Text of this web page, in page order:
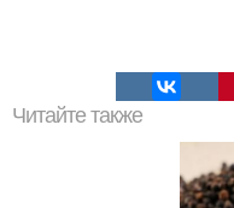
Читайте также